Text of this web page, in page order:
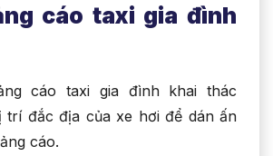
cáo taxi gia đình
cáo taxi gia đình khai thác
trí đắc địa của xe hơi để dán ấn
cáo.